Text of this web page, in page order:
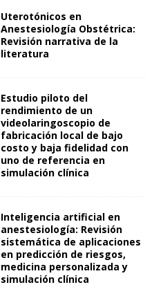
Uterotónicos en
Anestesiología Obstétrica:
Revisión narrativa de la
literatura
Estudio piloto del
rendimiento de un
videolaringoscopio de
fabricación local de bajo
costo y baja fidelidad con
uno de referencia en
simulación clínica
Inteligencia artificial en
anestesiología: Revisión
sistemática de aplicaciones
en predicción de riesgos,
medicina personalizada y
simulación clínica